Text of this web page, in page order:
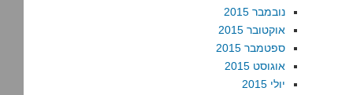
נובמבר 2015
אוקטובר 2015
ספטמבר 2015
אוגוסט 2015
יולי 2015